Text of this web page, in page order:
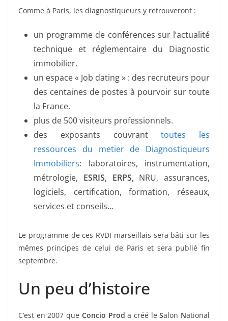
Comme à Paris, les diagnostiqueurs y retrouveront :
un programme de conférences sur l’actualité
technique et réglementaire du Diagnostic
immobilier.
un espace « Job dating » : des recruteurs pour
des centaines de postes à pourvoir sur toute
la France.
plus de 500 visiteurs professionnels.
des exposants couvranttoutes les
ressources du metier de Diagnostiqueurs
Immobiliers: laboratoires, instrumentation,
métrologie, ESRIS, ERPS,NRU, assurances,
logiciels, certification, formation, réseaux,
services et conseils…
Le programme de ces RVDI marseillais sera bâti sur les
mêmes principes de celui de Paris et sera publié fin
septembre.
Un peu d’histoire
C’est en 2007 que Concio Prod a créé leSalon National